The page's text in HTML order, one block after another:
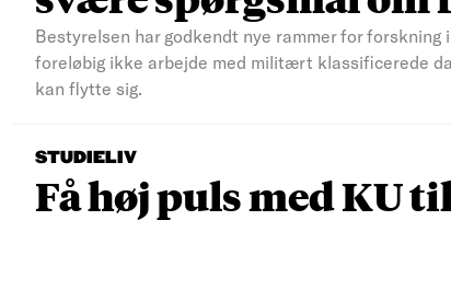
Bestyrelsen har godkendt nye rammer for
foreløbig ikke arbejde med militært klassificerede
kan flytte sig.
STUDIELIV
Få høj puls med KU